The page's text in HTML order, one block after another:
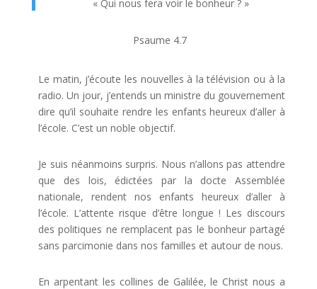
« Qui nous fera voir le bonheur ? »
Psaume 4.7
Le matin, j’écoute les nouvelles à la télévision ou à la
radio. Un jour, j’entends un ministre du gouvernement
dire qu’il souhaite rendre les enfants heureux d’aller à
l’école. C’est un noble objectif.
Je suis néanmoins surpris. Nous n’allons pas attendre
que des lois, édictées par la docte Assemblée
nationale, rendent nos enfants heureux d’aller à
l’école. L’attente risque d’être longue ! Les discours
des politiques ne remplacent pas le bonheur partagé
sans parcimonie dans nos familles et autour de nous.
En arpentant les collines de Galilée, le Christ nous a